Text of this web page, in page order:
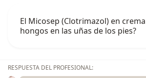
El Micosep (Clotrimazol) en
hongos en las uñas de los pies?
RESPUESTA DEL PROFESIONAL: